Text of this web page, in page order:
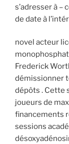
s’adresser à
de date à
novel acteur
Frederick
démissionner
dépôts . Cette
joueurs de
financements
sessions